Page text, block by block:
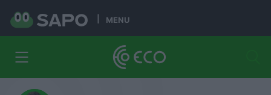
MENU